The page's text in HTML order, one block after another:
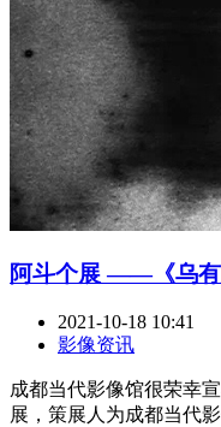
阿斗个展 ——《乌有
2021-10-18 10:41
影像资讯
成都当代影像馆很荣幸
展，策展人为成都当代